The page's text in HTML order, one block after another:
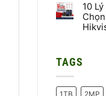
Xử
Lý
Hình
Ảnh
Camera
Lỗi
Khi
Chọn
Ổ
bình
luận
ở
Chuyến
–
2026
10
ở
Do
TAGS
1TB 2MP